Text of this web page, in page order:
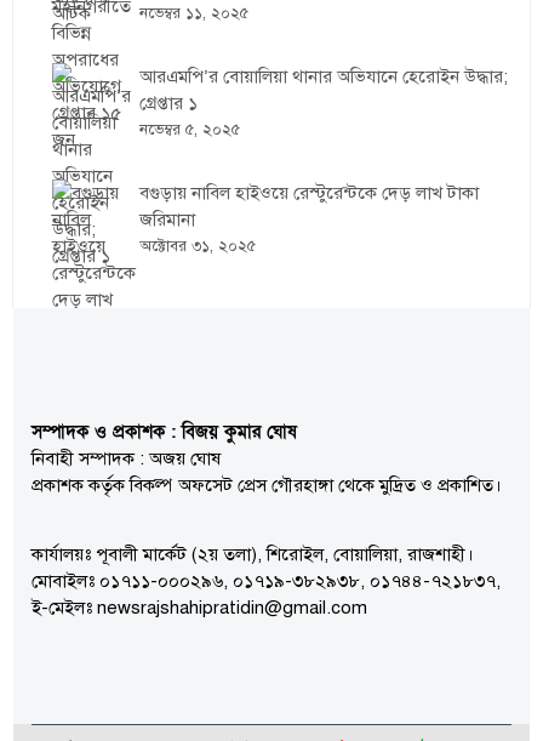
নভেম্বর ১১, ২০২৫
আরএমপি’র বোয়ালিয়া থানার অভিযানে হেরোইন উদ্ধার;
গ্রেপ্তার ১
নভেম্বর ৫, ২০২৫
বগুড়ায় নাবিল হাইওয়ে রেস্টুরেন্টকে দেড় লাখ টাকা
জরিমানা
অক্টোবর ৩১, ২০২৫
সম্পাদক ও প্রকাশক : বিজয় কুমার ঘোষ
নিবাহী সম্পাদক : অজয় ঘোষ
প্রকাশক কর্তৃক বিকল্প অফসেট প্রেস গৌরহাঙ্গা থেকে মুদ্রিত ও প্রকাশিত।
কার্যালয়ঃ পূবালী মার্কেট (২য় তলা), শিরোইল, বোয়ালিয়া, রাজশাহী।
মোবাইলঃ ০১৭১১-০০০২৯৬, ০১৭১৯-৩৮২৯৩৮, ০১৭৪৪-৭২১৮৩৭,
ই-মেইলঃ newsrajshahipratidin@gmail.com